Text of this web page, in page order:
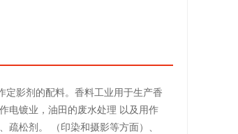
影剂的配料。香料工业用于生产香
电镀业，油田的废水处理 以及用作
松剂。 （印染和摄影等方面）、